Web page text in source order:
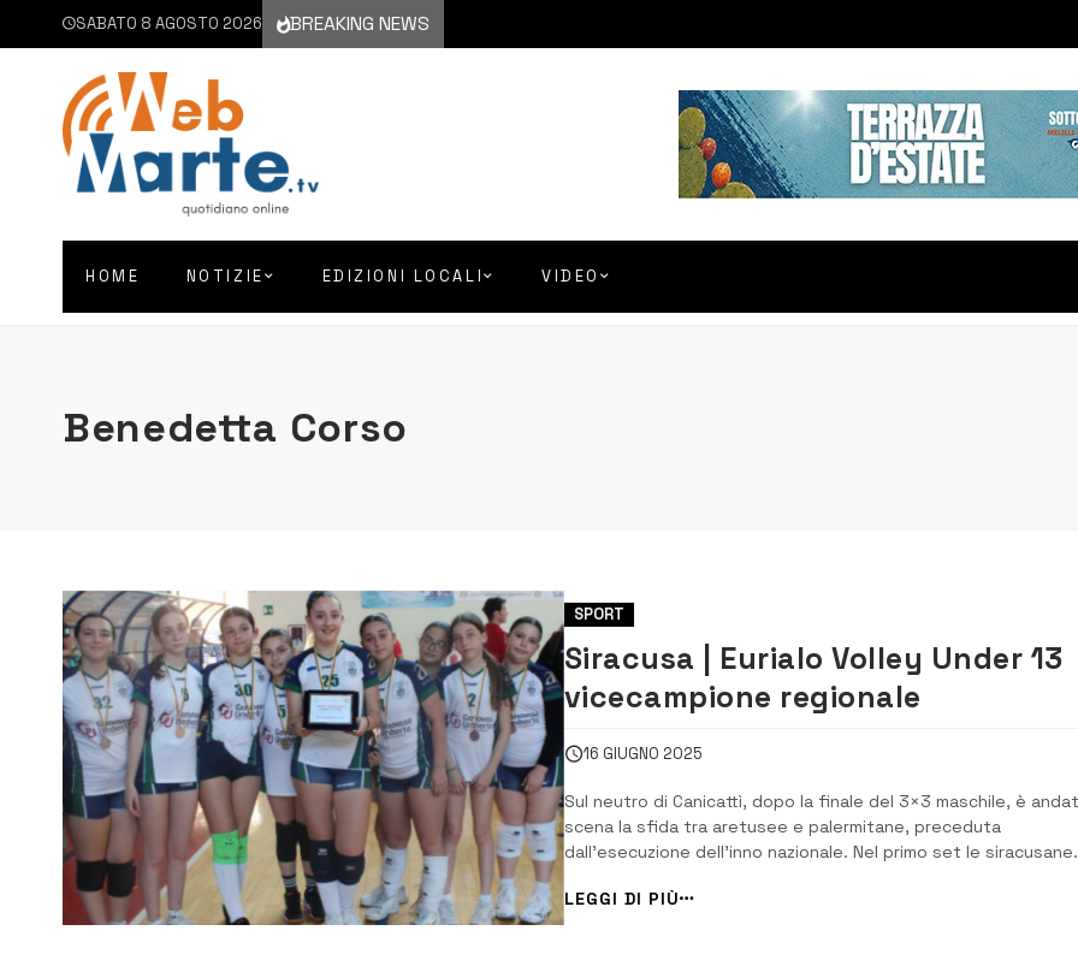
SABATO 8 AGOSTO 2026 BREAKING NEWS
HOME NOTIZIE EDIZIONI LOCALI VIDEO
Benedetta Corso
SPORT
Siracusa | Eurialo Volley Under 13
vicecampione regionale
16 GIUGNO 2025
Sul neutro di Canicattì, dopo la finale del 3×3 maschile, è
scena la sfida tra aretusee e palermitane, preceduta
dall’esecuzione dell’inno nazionale. Nel primo set le siracusane
preso rapidamente il largo, mostrando padronanza di gioco in
i fondamentali. Il se...
LEGGI DI PIÙ